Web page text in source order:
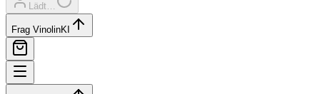
Lädt…
Frag VinolinKI